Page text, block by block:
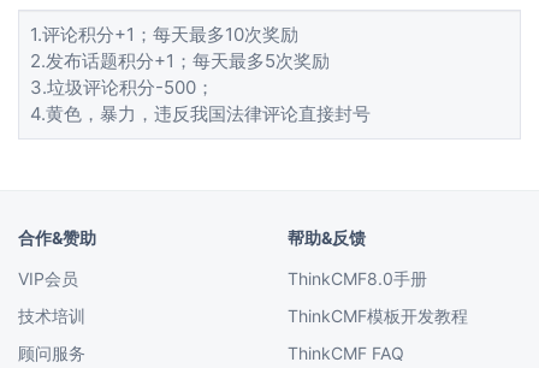
1.评论积分+1；每天最多10次奖励
2.发布话题积分+1；每天最多5次奖励
3.垃圾评论积分-500；
4.黄色，暴力，违反我国法律评论直接封号
合作&赞助
VIP会员
技术培训
顾问服务
帮助&反馈
ThinkCMF8.0手册
ThinkCMF模板开发教程
ThinkCMF FAQ